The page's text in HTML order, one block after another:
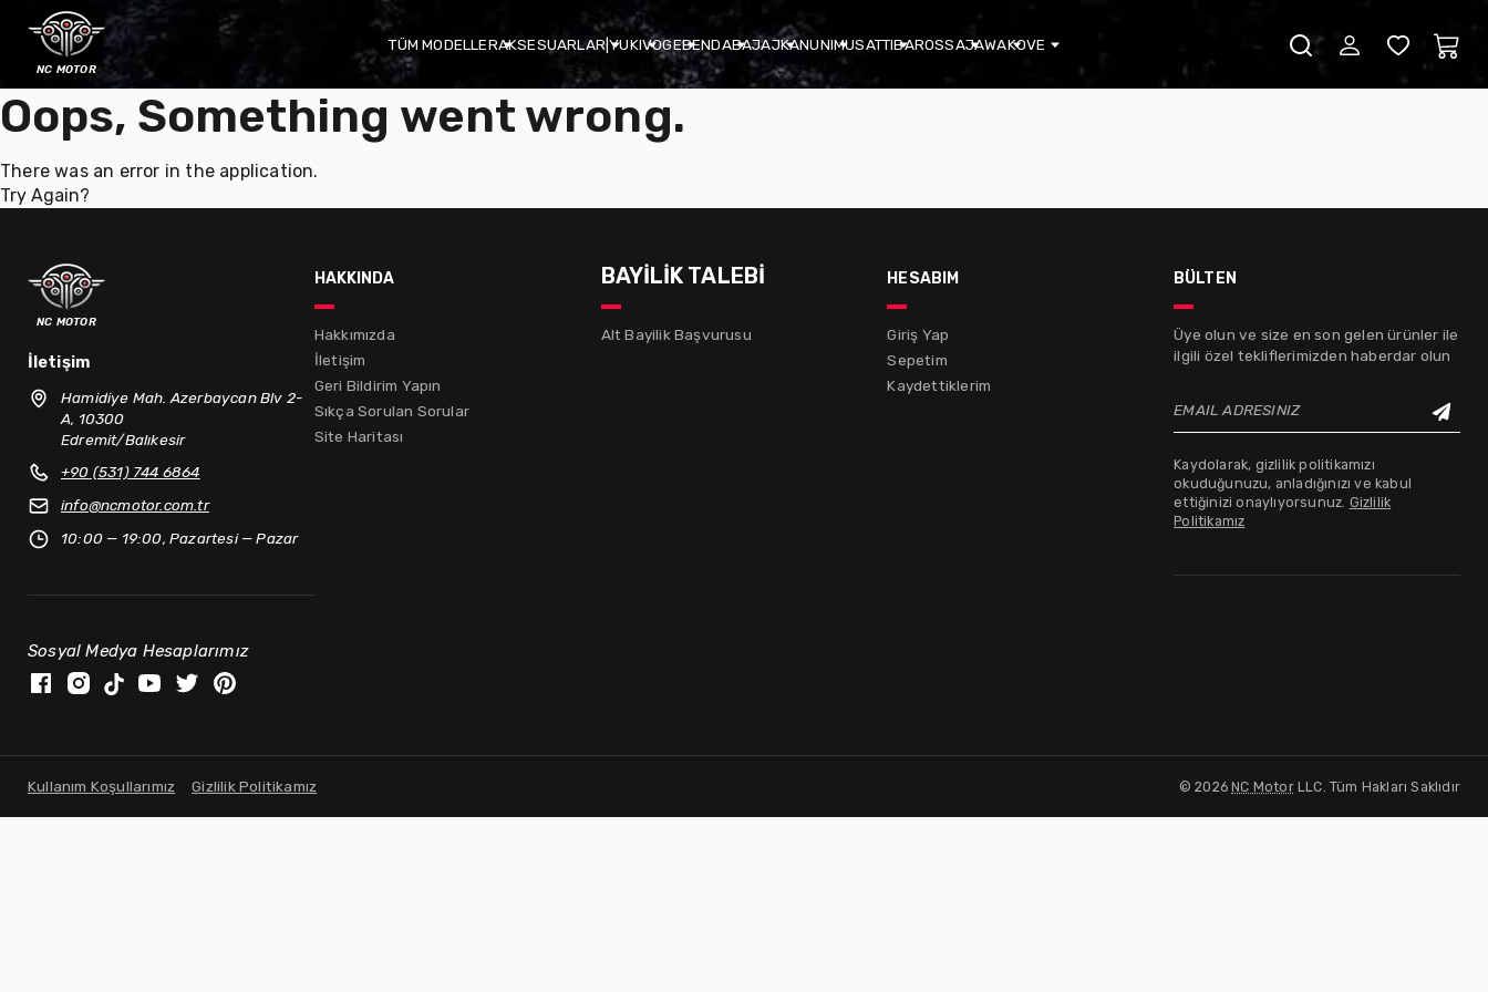
nc motor
TÜM MODELLERAKSESUARLAR|YUKIVOGEBENDABAJAJKANUNIMUSATTIBAROSSAJAWAKOVE
Oops, Something went wrong.
There was an error in the application.
Try Again?
nc motor
İletişim
Hamidiye Mah. Azerbaycan Blv 2-
A, 10300
Edremit/Balıkesir
+90 (531) 744 6864
info@ncmotor.com.tr
10:00 — 19:00, Pazartesi — Pazar
Sosyal Medya Hesaplarımız
hakkında
Hakkımızda
İletişim
Geri Bildirim Yapın
Sıkça Sorulan Sorular
Site Haritası
BAYİLİK TALEBİ
Alt Bayilik Başvurusu
hesabım
Giriş Yap
Sepetim
Kaydettiklerim
bülten
Üye olun ve size en son gelen ürünler ile
ilgili özel tekliflerimizden haberdar olun
EMAIL ADRESINIZ
Kaydolarak, gizlilik politikamızı
okuduğunuzu, anladığınızı ve kabul
ettiğinizi onaylıyorsunuz. Gizlilik
Politikamız
Kullanım Koşullarımız Gizlilik Politikamız ©2026 NC MotorLLC. Tüm Hakları Saklıdır